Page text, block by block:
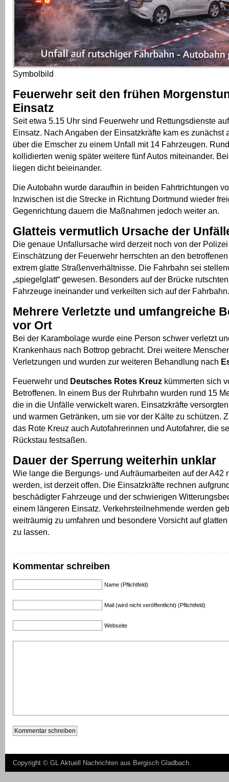
Symbolbild
Feuerwehr seit den frühen
Einsatz
Seit etwa 5.15 Uhr sind Feuerwehr und Rettungsdienste
Einsatz. Nach Angaben der Einsatzkräfte kam es zunächst
über die Emscher zu einem Unfall mit 14 Fahrzeugen.
kollidierten wenig später weitere fünf Autos miteinander.
liegen dicht beieinander.
Die Autobahn wurde daraufhin in beiden Fahrtrichtungen
Inzwischen ist die Strecke in Richtung Dortmund wieder
Gegenrichtung dauern die Maßnahmen jedoch weiter an.
Glatteis vermutlich Ursache der
Die genaue Unfallursache wird derzeit noch von der
Einschätzung der Feuerwehr herrschten an den
extrem glatte Straßenverhältnisse. Die Fahrbahn sei
„spiegelglatt“ gewesen. Besonders auf der Brücke
Fahrzeuge ineinander und verkeilten sich auf der Fahrbahn.
Mehrere Verletzte und umfangreiche
vor Ort
Bei der Karambolage wurde eine Person schwer verletzt
Krankenhaus nach Bottrop gebracht. Drei weitere
Verletzungen und wurden zur weiteren Behandlung nach
Feuerwehr und Deutsches Rotes Kreuz kümmerten sich
Betroffenen. In einem Bus der Ruhrbahn wurden rund 15
die in die Unfälle verwickelt waren. Einsatzkräfte
und warmen Getränken, um sie vor der Kälte zu schützen.
das Rote Kreuz auch Autofahrerinnen und Autofahrer, die
Rückstau festsaßen.
Dauer der Sperrung weiterhin unklar
Wie lange die Bergungs- und Aufräumarbeiten auf der A42
werden, ist derzeit offen. Die Einsatzkräfte rechnen
beschädigter Fahrzeuge und der schwierigen
einem längeren Einsatz. Verkehrsteilnehmende werden
weiträumig zu umfahren und besondere Vorsicht auf
zu lassen.
Kommentar schreiben
Name (Pflichtfeld)
Mail (wird nicht veröffentlicht) (Pflichtfeld)
Webseite
Copyright © GL Aktuell Nachrichten aus Bergisch Gladbach